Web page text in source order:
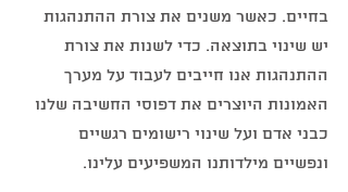
בחיים. כאשר משנים את צורת ההתנהגות
יש שינוי בתוצאה. כדי לשנות את צורת
ההתנהגות אנו חייבים לעבוד על מערך
האמונות היוצרים את דפוסי החשיבה שלנו
כבני אדם ועל שינוי רישומים רגשיים
ונפשיים מילדותנו המשפיעים עלינו.